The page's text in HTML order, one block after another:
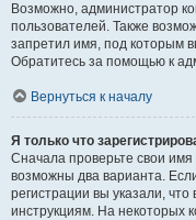
Возможно, администратор
пользователей. Также
запретил имя, под которым
Обратитесь за помощью к
Вернуться к началу
Я только что
Сначала проверьте свои
возможны два варианта.
регистрации вы указали,
инструкциям. На некоторых